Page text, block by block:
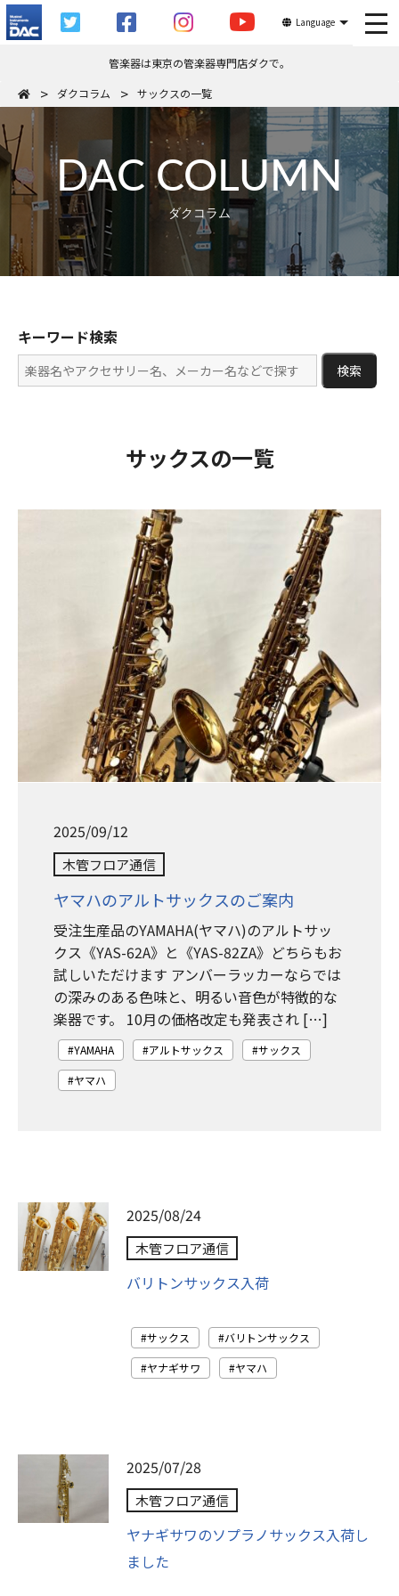
Language
管楽器は東京の管楽器専門店ダクで。
ダクコラム
サックスの一覧
DAC COLUMN
ダクコラム
キーワード検索
検索
サックスの一覧
2025/09/12
木管フロア通信
ヤマハのアルトサックスのご案内
受注生産品のYAMAHA(ヤマハ)のアルトサッ
クス《YAS-62A》と《YAS-82ZA》どちらもお
試しいただけます アンバーラッカーならでは
の深みのある色味と、明るい音色が特徴的な
楽器です。 10月の価格改定も発表され […]
YAMAHA アルトサックス
サックス
ヤマハ
2025/08/24
木管フロア通信
バリトンサックス入荷
サックス
バリトンサックス
ヤナギサワ
ヤマハ
2025/07/28
木管フロア通信
ヤナギサワのソプラノサックス入荷し
ました